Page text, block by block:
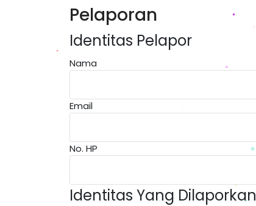
Pelaporan
Identitas Pelapor
Nama
Email
No. HP
Identitas Yang Dilaporkan